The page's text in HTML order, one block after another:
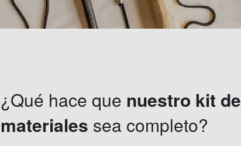
¿Qué hace que nuestro kit de
materiales sea completo?